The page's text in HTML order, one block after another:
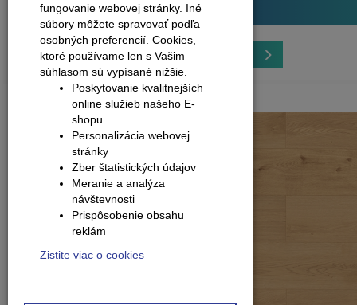
Plávajúce podlahy
1 2 3
fungovanie webovej stránky. Iné
súbory môžete spravovať podľa
osobných preferencií. Cookies,
ktoré používame len s Vašim
súhlasom sú vypísané nižšie.
Poskytovanie kvalitnejších
online služieb našeho E-
shopu
Personalizácia webovej
stránky
Zber štatistických údajov
Meranie a analýza
návštevnosti
Prispôsobenie obsahu
reklám
Zistite viac o cookies